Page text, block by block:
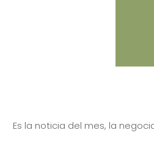
Es la noticia del mes, la